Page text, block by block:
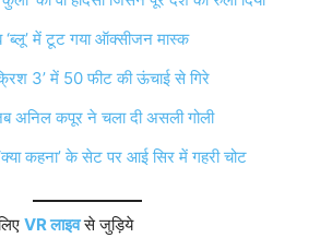
में टूट गया ऑक्सीजन मास्क
3’ में 50 फीट की ऊंचाई से गिरे
अनिल कपूर ने चला दी असली गोली
कहना’ के सेट पर आई सिर में गहरी चोट
VR लाइवसे जुड़िये